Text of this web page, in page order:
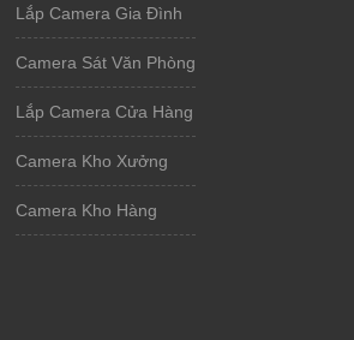
Lắp Camera Gia Đình
Camera Sát Văn Phòng
Lắp Camera Cửa Hàng
Camera Kho Xưởng
Camera Kho Hàng